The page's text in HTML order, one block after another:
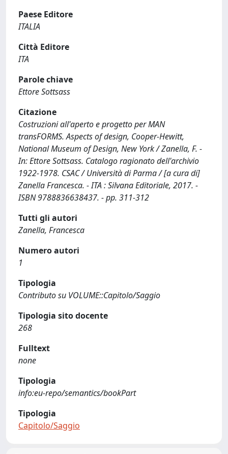
Paese Editore
ITALIA
Città Editore
ITA
Parole chiave
Ettore Sottsass
Citazione
Costruzioni all'aperto e progetto per MAN
transFORMS. Aspects of design, Cooper-Hewitt,
National Museum of Design, New York / Zanella, F. -
In: Ettore Sottsass. Catalogo ragionato dell'archivio
1922-1978. CSAC / Università di Parma / [a cura di]
Zanella Francesca. - ITA : Silvana Editoriale, 2017. -
ISBN 9788836638437. - pp. 311-312
Tutti gli autori
Zanella, Francesca
Numero autori
1
Tipologia
Contributo su VOLUME::Capitolo/Saggio
Tipologia sito docente
268
Fulltext
none
Tipologia
info:eu-repo/semantics/bookPart
Tipologia
Capitolo/Saggio